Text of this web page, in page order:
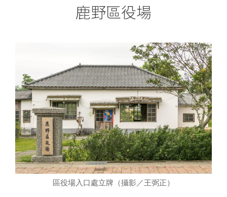
鹿野區役場
區役場入口處立牌（攝影／王弼正）